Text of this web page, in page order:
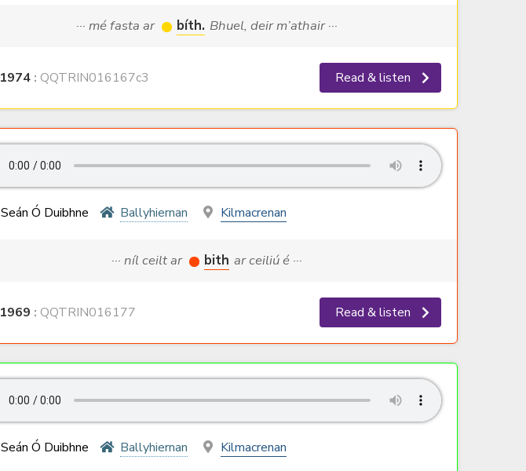
··· mé fasta ar bíth. Bhuel, deir m’athair ···
1974 : QQTRIN016167c3 Read & listen
Seán Ó Duibhne Ballyhiernan Kilmacrenan
··· níl ceilt ar bith ar ceiliú é ···
1969 : QQTRIN016177 Read & listen
Seán Ó Duibhne Ballyhiernan Kilmacrenan